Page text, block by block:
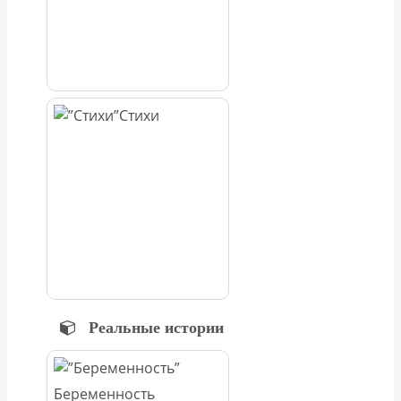
Стихи
Реальные истории
Беременность